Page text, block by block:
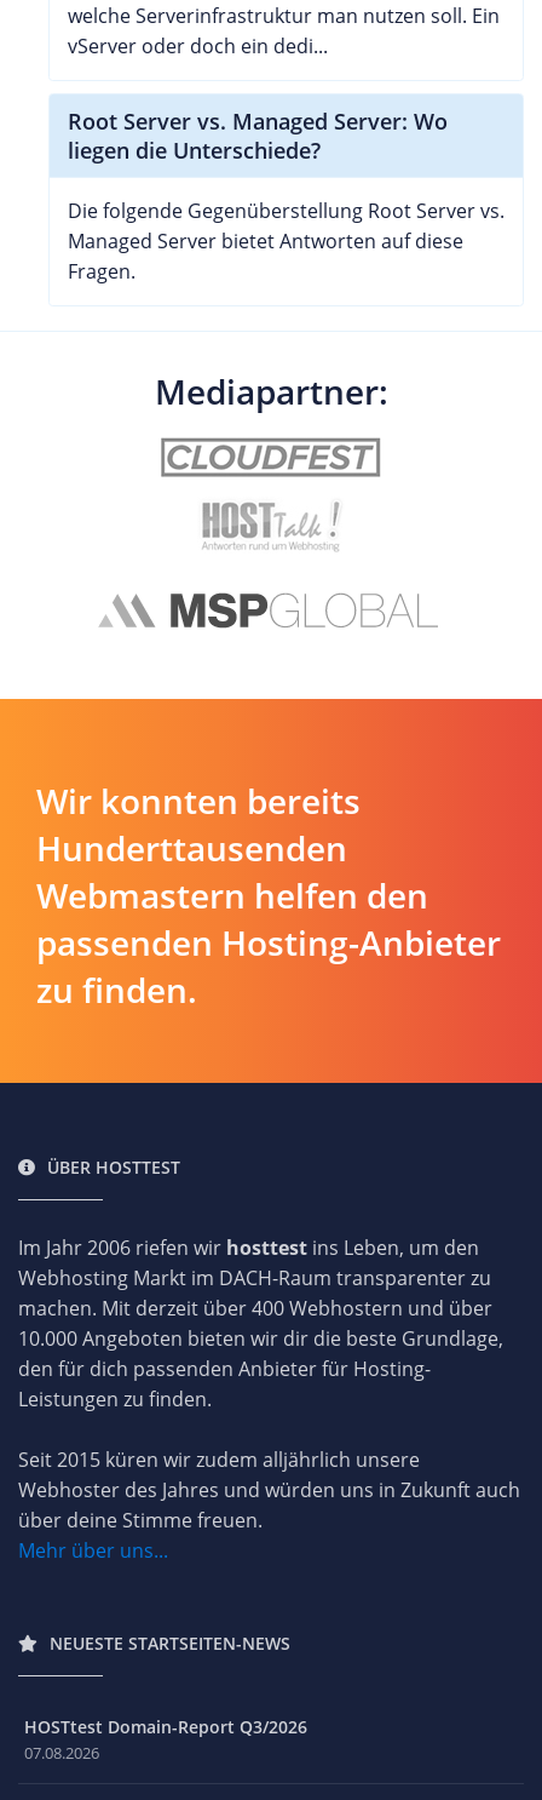
welche Serverinfrastruktur man nutzen soll. Ein
vServer oder doch ein dedi...
Root Server vs. Managed Server: Wo
liegen die Unterschiede?
Die folgende Gegenüberstellung Root Server vs.
Managed Server bietet Antworten auf diese
Fragen.
Mediapartner:
Wir konnten bereits
Hunderttausenden
Webmastern helfen den
passenden Hosting-Anbieter
zu finden.
ÜBER HOSTTEST
Im Jahr 2006 riefen wir hosttest ins Leben, um den
Webhosting Markt im DACH-Raum transparenter zu
machen. Mit derzeit über 400 Webhostern und über
10.000 Angeboten bieten wir dir die beste Grundlage,
den für dich passenden Anbieter für Hosting-
Leistungen zu finden.
Seit 2015 küren wir zudem alljährlich unsere
Webhoster des Jahres und würden uns in Zukunft auch
über deine Stimme freuen.
Mehr über uns...
NEUESTE STARTSEITEN-NEWS
HOSTtest Domain-Report Q3/2026
07.08.2026